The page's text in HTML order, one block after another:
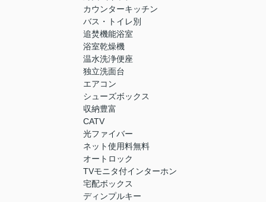
カウンターキッチン
バス・トイレ別
追焚機能浴室
浴室乾燥機
温水洗浄便座
独立洗面台
エアコン
シューズボックス
収納豊富
CATV
光ファイバー
ネット使用料無料
オートロック
TVモニタ付インターホン
宅配ボックス
ディンプルキー